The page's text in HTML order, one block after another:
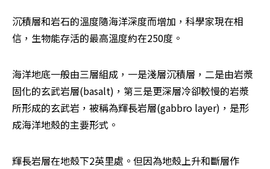
沉積層和岩石的溫度隨海洋深度而增加，科學家現在相
信，生物能存活的最高溫度約在250度。
海洋地底一般由三層組成，一是淺層沉積層，二是由岩漿
固化的玄武岩層(basalt)，第三是更深層冷卻較慢的岩漿
所形成的玄武岩，被稱為輝長岩層(gabbro layer)，是形
成海洋地殼的主要形式。
輝長岩層在地殼下2英里處。但因為地殼上升和斷層作